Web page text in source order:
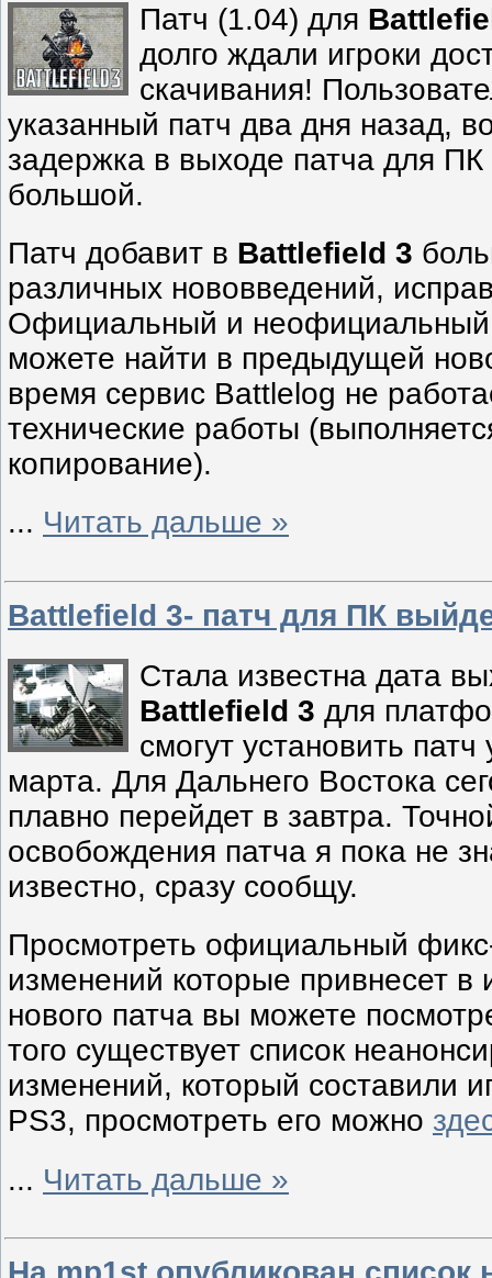
Патч (1.04) для
долго ждали игроки
скачивания!
указанный патч два дня назад,
задержка в выходе патча для ПК
большой.
Патч добавит в Battlefield 3
различных нововведений,
Официальный и
можете найти в предыдущей
время сервис Battlelog не
технические работы
копирование).
... Читать дальше »
Battlefield 3- патч для ПК
Стала известна дата
Battlefield 3 для
смогут установить
марта. Для Дальнего Востока
плавно перейдет в завтра.
освобождения патча я пока не
известно, сразу сообщу.
Просмотреть официальный
изменений которые привнесет в
нового патча вы можете
того существует список
изменений, который составили
PS3, просмотреть его можно
... Читать дальше »